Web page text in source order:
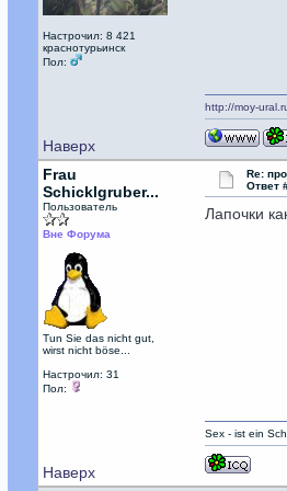
Настрочил: 8 421
краснотурьинск
Пол:
Наверх
http://moy-
Frau
Schicklgruber...
Пользователь
Вне Форума
Tun Sie das nicht gut,
wirst nicht böse...
Настрочил: 31
Пол:
Re:
Ответ
Лапочки
Наверх
Sex - ist ein